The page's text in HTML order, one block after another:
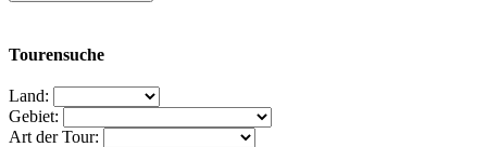
Tourensuche
Land:
Gebiet:
Art der Tour: